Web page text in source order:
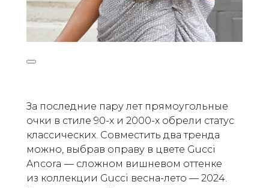
За последние пару лет прямоугольные
очки в стиле 90-х и 2000-х обрели статус
классических. Совместить два тренда
можно, выбрав оправу в цвете Gucci
Ancora — сложном вишневом оттенке
из коллекции Gucci весна-лето — 2024.